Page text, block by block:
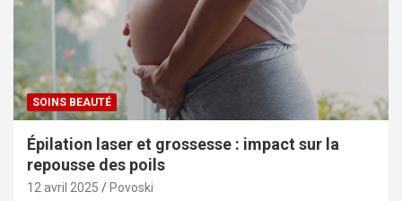
SOINS BEAUTÉ
Épilation laser et grossesse : impact sur la
repousse des poils
12 avril 2025 Povoski